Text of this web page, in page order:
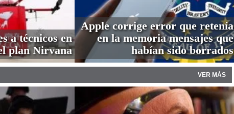
a técnicos en
plan Nirvana
Apple corrige error que retenía
en la memoria mensajes que
habían sido borrados
VER MÁS